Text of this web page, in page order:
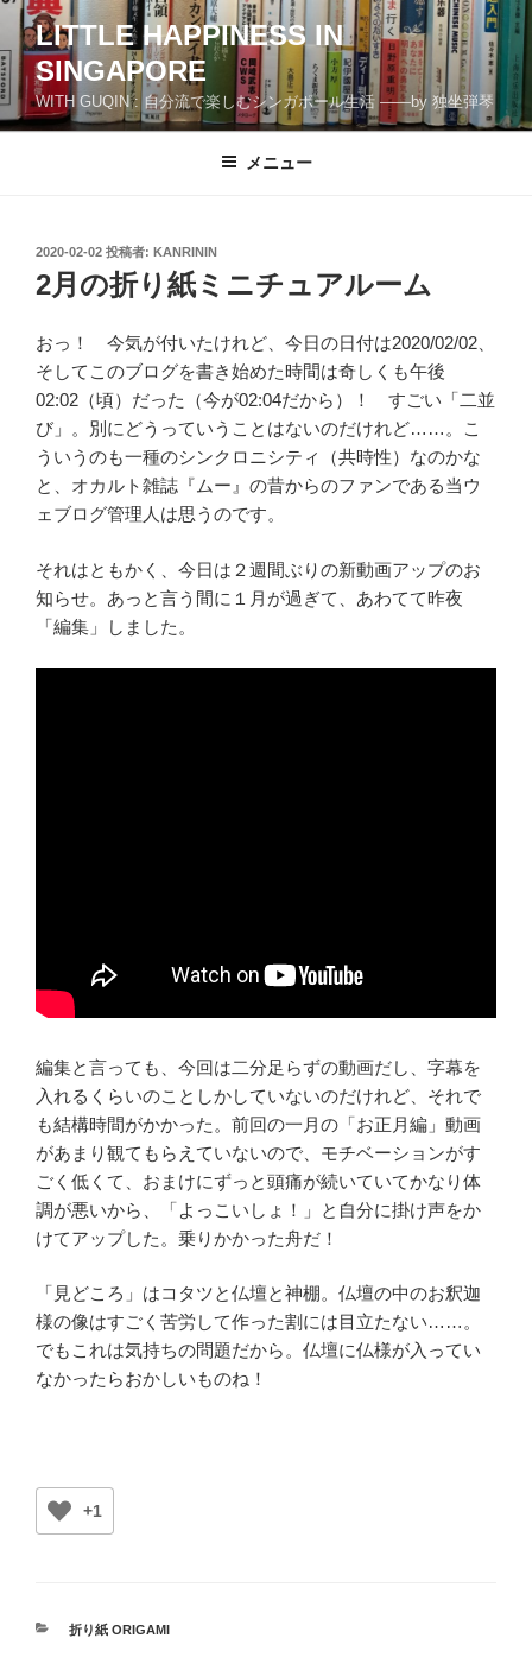
テ
ン
ツ
LITTLE HAPPINESS IN
SINGAPORE
WITH GUQIN : 自分流で楽しむシンガポール生活 ――by 独坐弾琴
メニュー
投
稿
日:
2020-02-02 投稿者: KANRININ
2月の折り紙ミニチュアルーム
おっ！ 今気が付いたけれど、今日の日付は2020/02/02、
そしてこのブログを書き始めた時間は奇しくも午後
02:02（頃）だった（今が02:04だから）！ すごい「二並
び」。別にどうっていうことはないのだけれど……。こ
ういうのも一種のシンクロニシティ（共時性）なのかな
と、オカルト雑誌『ムー』の昔からのファンである当ウ
ェブログ管理人は思うのです。
それはともかく、今日は２週間ぶりの新動画アップのお
知らせ。あっと言う間に１月が過ぎて、あわてて昨夜
「編集」しました。
編集と言っても、今回は二分足らずの動画だし、字幕を
入れるくらいのことしかしていないのだけれど、それで
も結構時間がかかった。前回の一月の「お正月編」動画
があまり観てもらえていないので、モチベーションがす
ごく低くて、おまけにずっと頭痛が続いていてかなり体
調が悪いから、「よっこいしょ！」と自分に掛け声をか
けてアップした。乗りかかった舟だ！
「見どころ」はコタツと仏壇と神棚。仏壇の中のお釈迦
様の像はすごく苦労して作った割には目立たない……。
でもこれは気持ちの問題だから。仏壇に仏様が入ってい
なかったらおかしいものね！
+1
カ
折り紙 ORIGAMI